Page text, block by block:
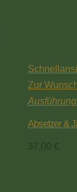
Zur
Absetzer &
37,00 €